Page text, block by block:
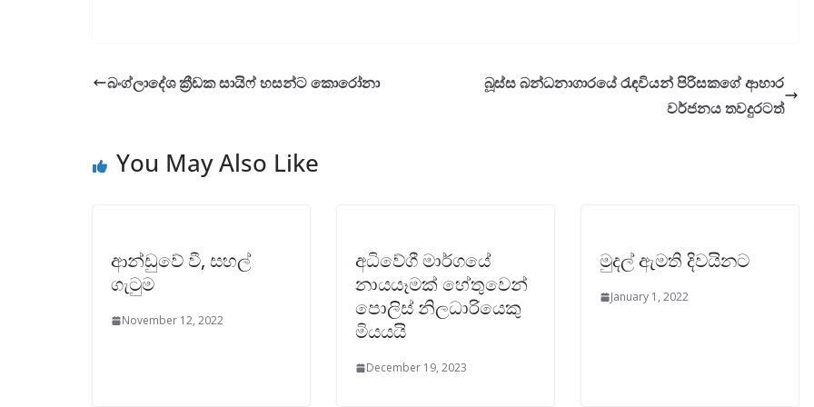
බංග්ලාදේශ ක්‍රීඩක සායිෆ් හසන්ට කොරෝනා
බූස්ස බන්ධනාගාරයේ රැඳවියන් පිරිසකගේ ආහාර
වර්ජනය තවදුරටත්
You May Also Like
ආන්ඩුවේ වී, සහල්
ගැටුම
November 12, 2022
අධිවේගී මාර්ගයේ
නායයෑමක් හේතුවෙන්
පොලිස් නිලධාරියෙකු
මියයයි
December 19, 2023
මුදල් ඇමති දිවයිනට
January 1, 2022